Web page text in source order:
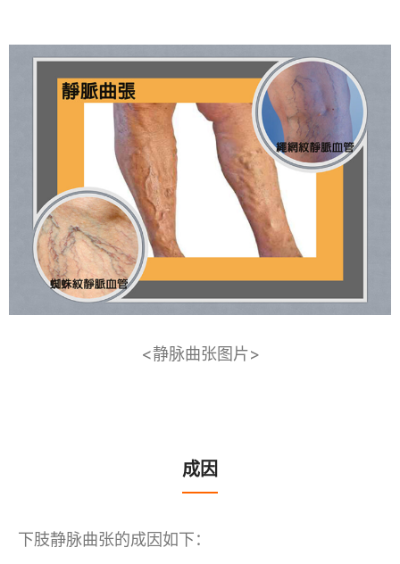
<静脉曲张图片>
成因
下肢静脉曲张的成因如下：